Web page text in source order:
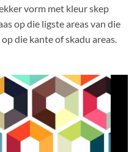
vorm met kleur skep
op die ligste areas van die
die kante of skadu areas.